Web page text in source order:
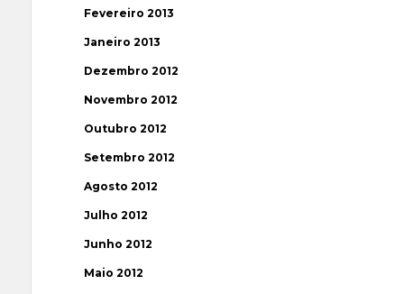
Fevereiro 2013
Janeiro 2013
Dezembro 2012
Novembro 2012
Outubro 2012
Setembro 2012
Agosto 2012
Julho 2012
Junho 2012
Maio 2012